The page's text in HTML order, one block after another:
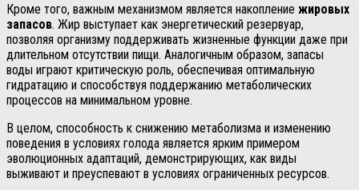
Кроме того, важным механизмом является накопление жировых
запасов. Жир выступает как энергетический резервуар,
позволяя организму поддерживать жизненные функции даже при
длительном отсутствии пищи. Аналогичным образом, запасы
воды играют критическую роль, обеспечивая оптимальную
гидратацию и способствуя поддержанию метаболических
процессов на минимальном уровне.
В целом, способность к снижению метаболизма и изменению
поведения в условиях голода является ярким примером
эволюционных адаптаций, демонстрирующих, как виды
выживают и преуспевают в условиях ограниченных ресурсов.